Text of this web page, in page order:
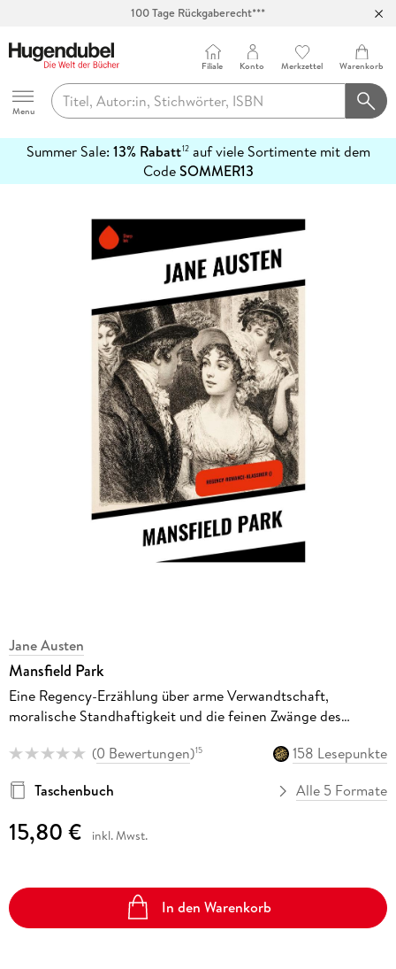
100 Tage Rückgaberecht***
Hugendubel
Menu
Filiale Konto Merkzettel Warenkorb
Summer Sale: 13% Rabatt12auf viele Sortimente mit dem
CodeSOMMER13
erfahren
Jane Austen
Mansfield Park
Eine Regency-Erzählung über arme Verwandtschaft,
moralische Standhaftigkeit und die feinen Zwänge des
(0 Bewertungen)15
158 Lesepunkte
Taschenbuch
Alle 5 Formate
15,80 € inkl. Mwst.
In den Warenkorb